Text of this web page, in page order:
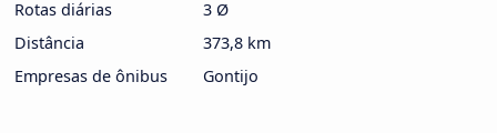
Rotas diárias
3 Ø
Distância
373,8 km
Empresas de ônibus
Gontijo